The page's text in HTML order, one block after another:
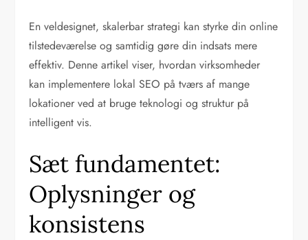
En veldesignet, skalerbar strategi kan styrke din online
tilstedeværelse og samtidig gøre din indsats mere
effektiv. Denne artikel viser, hvordan virksomheder
kan implementere lokal SEO på tværs af mange
lokationer ved at bruge teknologi og struktur på
intelligent vis.
Sæt fundamentet:
Oplysninger og
konsistens